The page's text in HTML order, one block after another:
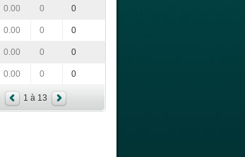
0.00 0 0
0.00 0 0
0.00 0 0
0.00 0 0
1 à 13